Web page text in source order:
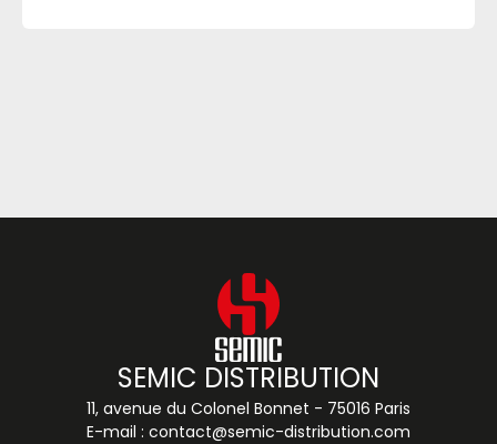
SEMIC DISTRIBUTION
11, avenue du Colonel Bonnet - 75016 Paris
E-mail : contact@semic-distribution.com